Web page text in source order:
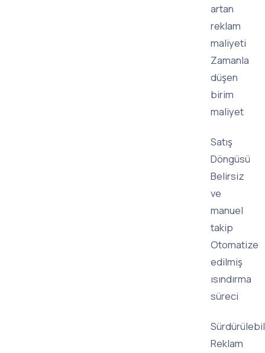
artan
reklam
maliyeti
Zamanla
düşen
birim
maliyet
Satış
Döngüsü
Belirsiz
ve
manuel
takip
Otomatize
edilmiş
ısındırma
süreci
Reklam